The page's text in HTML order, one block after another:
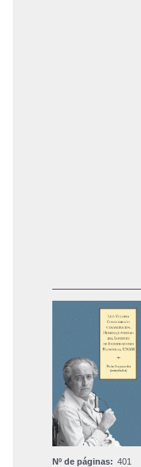
Nº de páginas: 401